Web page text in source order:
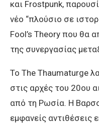
και Frostpunk,
νέο “πλούσιο σε
Fool’s Theory που θα
της συνεργασίας
Το The Thaumaturge
στις αρχές του 20ου
από τη Ρωσία. Η
εμφανείς αντιθέσεις